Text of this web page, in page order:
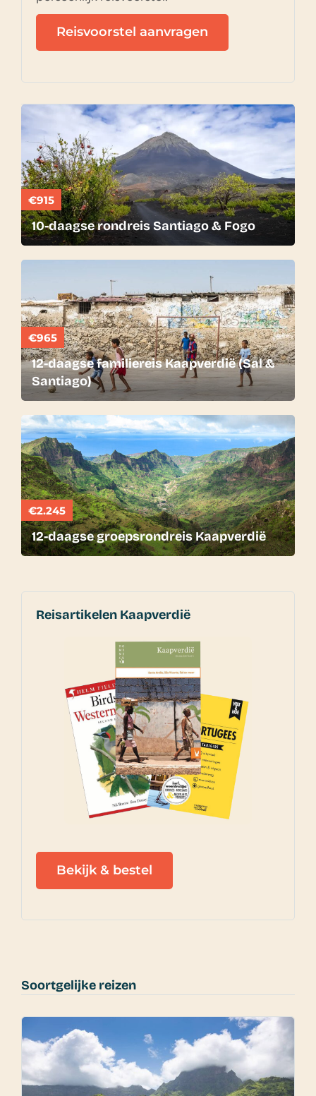
Reisvoorstel aanvragen
€915
10-daagse rondreis Santiago & Fogo
€965
12-daagse familiereis Kaapverdië (Sal &
Santiago)
€2.245
12-daagse groepsrondreis Kaapverdië
Reisartikelen Kaapverdië
Bekijk & bestel
Soortgelijke reizen